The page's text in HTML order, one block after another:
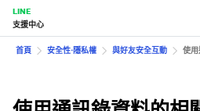
LINE
支援中心
首頁 安全性⋅隱私權 與好友安全互動 使